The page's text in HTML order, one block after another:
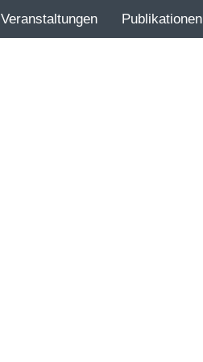
Veranstaltungen Publikationen